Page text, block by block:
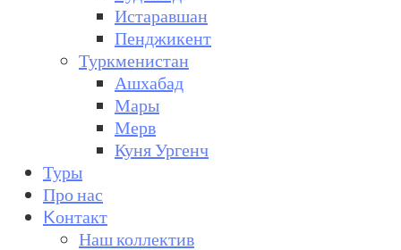
Истаравшан
Пенджикент
Туркменистан
Ашхабад
Мары
Мерв
Куня Ургенч
Туры
Про нас
Kонтакт
Наш коллектив